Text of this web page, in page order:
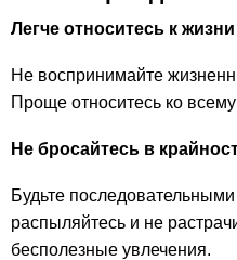
Легче относитесь к жизни
Не воспринимайте
Проще относитесь ко
Не бросайтесь в
Будьте
распыляйтесь и не
бесполезные увлечения.